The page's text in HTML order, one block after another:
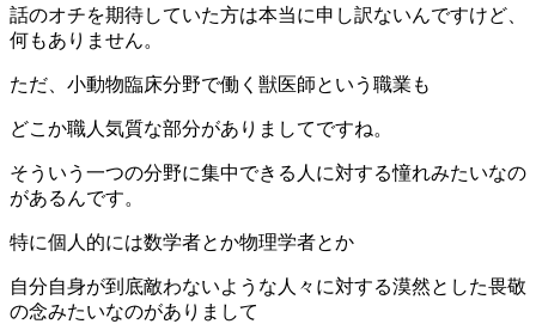
話のオチを期待していた方は本当に申し訳ないんですけど、
何もありません。
ただ、小動物臨床分野で働く獣医師という職業も
どこか職人気質な部分がありましてですね。
そういう一つの分野に集中できる人に対する憧れみたいなの
があるんです。
特に個人的には数学者とか物理学者とか
自分自身が到底敵わないような人々に対する漠然とした畏敬
の念みたいなのがありまして